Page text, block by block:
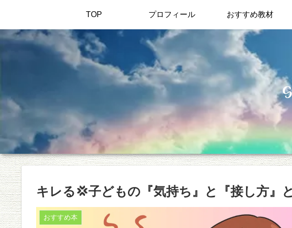
TOP プロフィール おすすめ教材
キレる💢子どもの『気持ち』と『接し方』
おすすめ本